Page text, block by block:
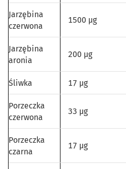
Jarzębina
czerwona
1500 µg
Jarzębina
aronia
200 µg
Śliwka 17 µg
Porzeczka
czerwona
33 µg
Porzeczka
czarna
17 µg